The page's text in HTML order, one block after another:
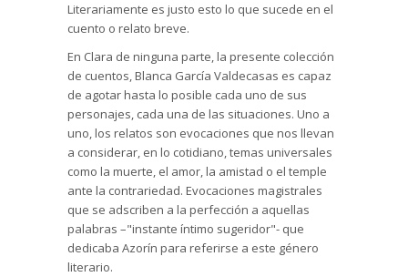
Literariamente es justo esto lo que sucede en el
cuento o relato breve.
En Clara de ninguna parte, la presente colección
de cuentos, Blanca García Valdecasas es capaz
de agotar hasta lo posible cada uno de sus
personajes, cada una de las situaciones. Uno a
uno, los relatos son evocaciones que nos llevan
a considerar, en lo cotidiano, temas universales
como la muerte, el amor, la amistad o el temple
ante la contrariedad. Evocaciones magistrales
que se adscriben a la perfección a aquellas
palabras –"instante íntimo sugeridor"- que
dedicaba Azorín para referirse a este género
literario.